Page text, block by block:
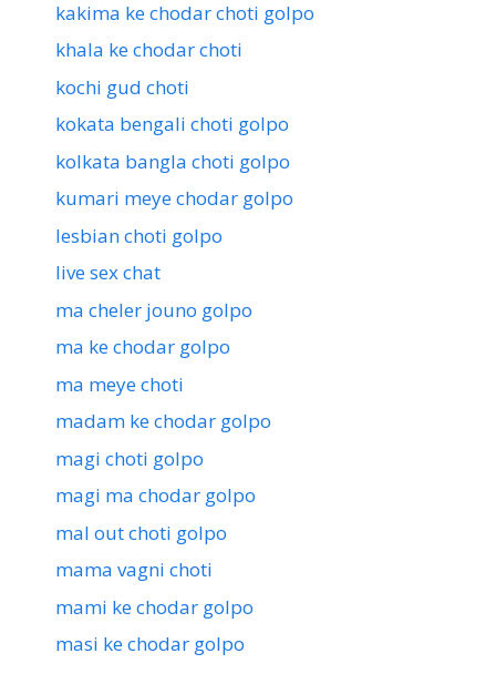
kakima ke chodar choti golpo
khala ke chodar choti
kochi gud choti
kokata bengali choti golpo
kolkata bangla choti golpo
kumari meye chodar golpo
lesbian choti golpo
live sex chat
ma cheler jouno golpo
ma ke chodar golpo
ma meye choti
madam ke chodar golpo
magi choti golpo
magi ma chodar golpo
mal out choti golpo
mama vagni choti
mami ke chodar golpo
masi ke chodar golpo